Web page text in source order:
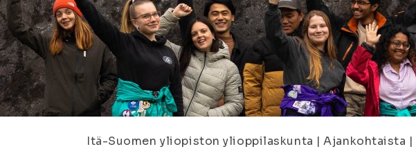
Itä-Suomen yliopiston ylioppilaskunta | Ajankohtaista |